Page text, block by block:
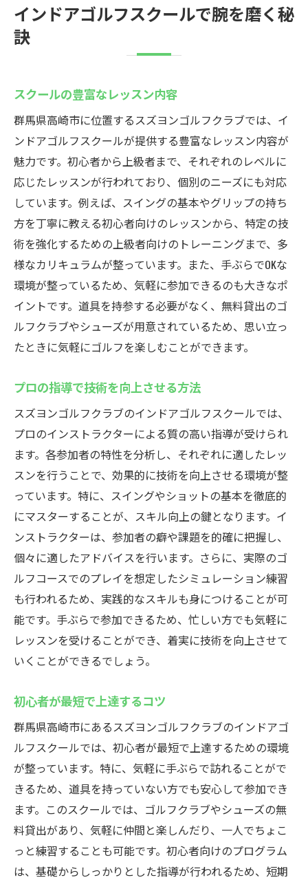
インドアゴルフスクールで腕を磨く秘
訣
スクールの豊富なレッスン内容
群馬県高崎市に位置するスズヨンゴルフクラブでは、イ
ンドアゴルフスクールが提供する豊富なレッスン内容が
魅力です。初心者から上級者まで、それぞれのレベルに
応じたレッスンが行われており、個別のニーズにも対応
しています。例えば、スイングの基本やグリップの持ち
方を丁寧に教える初心者向けのレッスンから、特定の技
術を強化するための上級者向けのトレーニングまで、多
様なカリキュラムが整っています。また、手ぶらでOKな
環境が整っているため、気軽に参加できるのも大きなポ
イントです。道具を持参する必要がなく、無料貸出のゴ
ルフクラブやシューズが用意されているため、思い立っ
たときに気軽にゴルフを楽しむことができます。
プロの指導で技術を向上させる方法
スズヨンゴルフクラブのインドアゴルフスクールでは、
プロのインストラクターによる質の高い指導が受けられ
ます。各参加者の特性を分析し、それぞれに適したレッ
スンを行うことで、効果的に技術を向上させる環境が整
っています。特に、スイングやショットの基本を徹底的
にマスターすることが、スキル向上の鍵となります。イ
ンストラクターは、参加者の癖や課題を的確に把握し、
個々に適したアドバイスを行います。さらに、実際のゴ
ルフコースでのプレイを想定したシミュレーション練習
も行われるため、実践的なスキルも身につけることが可
能です。手ぶらで参加できるため、忙しい方でも気軽に
レッスンを受けることができ、着実に技術を向上させて
いくことができるでしょう。
初心者が最短で上達するコツ
群馬県高崎市にあるスズヨンゴルフクラブのインドアゴ
ルフスクールでは、初心者が最短で上達するための環境
が整っています。特に、気軽に手ぶらで訪れることがで
きるため、道具を持っていない方でも安心して参加でき
ます。このスクールでは、ゴルフクラブやシューズの無
料貸出があり、気軽に仲間と楽しんだり、一人でちょこ
っと練習することも可能です。初心者向けのプログラム
は、基礎からしっかりとした指導が行われるため、短期